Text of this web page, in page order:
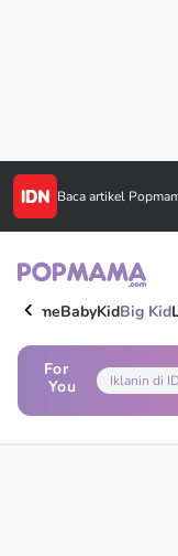
Baca artikel
HomeBabyKidBig Kid
For
You
Iklanin di